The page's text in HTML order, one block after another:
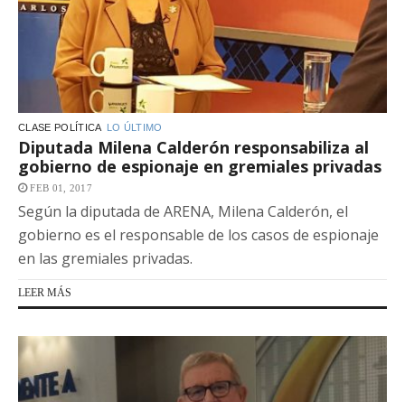
CLASE POLÍTICA LO ÚLTIMO
Diputada Milena Calderón responsabiliza al
gobierno de espionaje en gremiales privadas
FEB 01, 2017
Según la diputada de ARENA, Milena Calderón, el
gobierno es el responsable de los casos de espionaje
en las gremiales privadas.
LEER MÁS